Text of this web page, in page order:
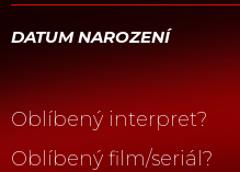
DATUM NAROZENÍ
Oblíbený interpret?
Oblíbený film/seriál?